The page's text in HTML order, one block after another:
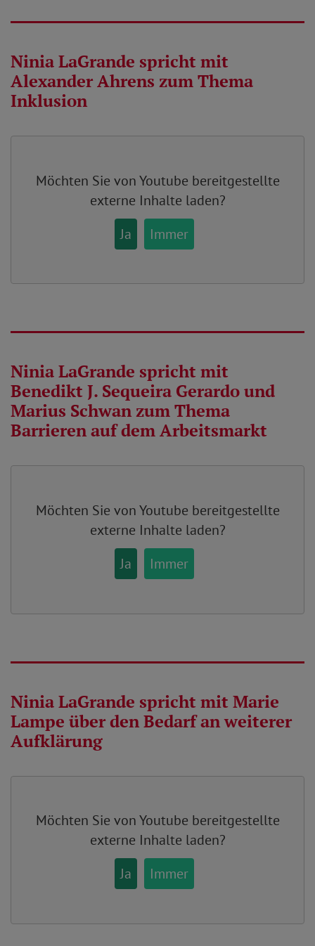
Ninia LaGrande spricht mit
Alexander Ahrens zum Thema
Inklusion
Möchten Sie vonYoutube bereitgestellte
externe Inhalte laden?
Ja
Immer
Ninia LaGrande spricht mit
Benedikt J. Sequeira Gerardo und
Marius Schwan zum Thema
Barrieren auf dem Arbeitsmarkt
Möchten Sie vonYoutube bereitgestellte
externe Inhalte laden?
Ja
Immer
Ninia LaGrande spricht mit Marie
Lampe über den Bedarf an weiterer
Aufklärung
Möchten Sie vonYoutube bereitgestellte
externe Inhalte laden?
Ja
Immer